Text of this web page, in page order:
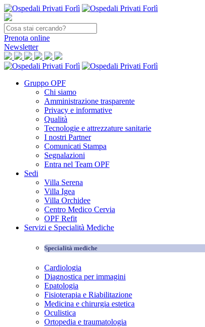
Prenota online
Newsletter
Gruppo OPF
Chi siamo
Amministrazione trasparente
Privacy e informative
Qualità
Tecnologie e attrezzature sanitarie
I nostri Partner
Comunicati Stampa
Segnalazioni
Entra nel Team OPF
Sedi
Villa Serena
Villa Igea
Villa Orchidee
Centro Medico Cervia
OPF Refit
Servizi e Specialità Mediche
Specialità mediche
Cardiologia
Diagnostica per immagini
Epatologia
Fisioterapia e Riabilitazione
Medicina e chirurgia estetica
Oculistica
Ortopedia e traumatologia